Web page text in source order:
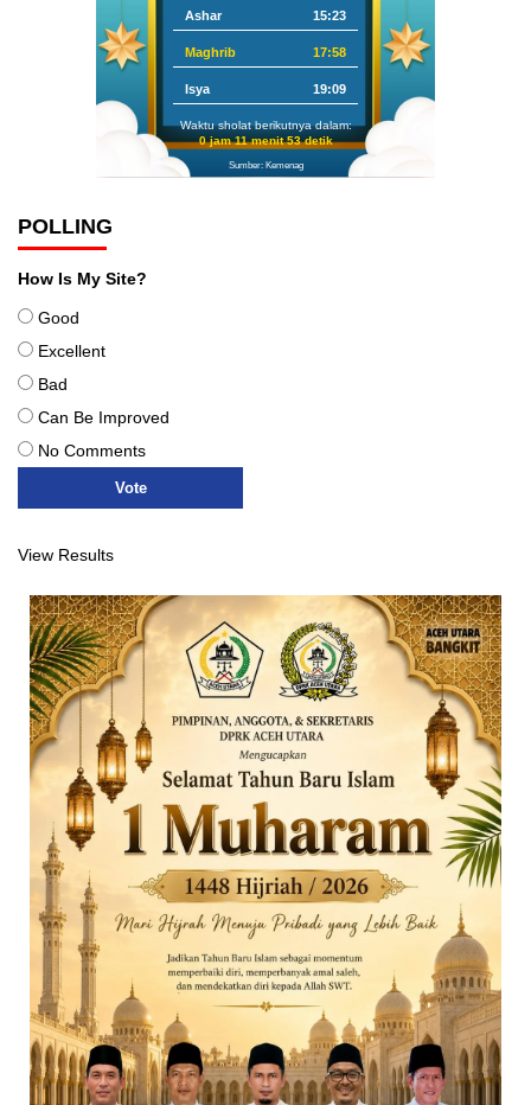
Ashar 15:23
Maghrib 17:58
Isya 19:09
Waktu sholat berikutnya dalam:
0 jam 11 menit 52 detik
Sumber: Kemenag
POLLING
How Is My Site?
Good
Excellent
Bad
Can Be Improved
No Comments
View Results